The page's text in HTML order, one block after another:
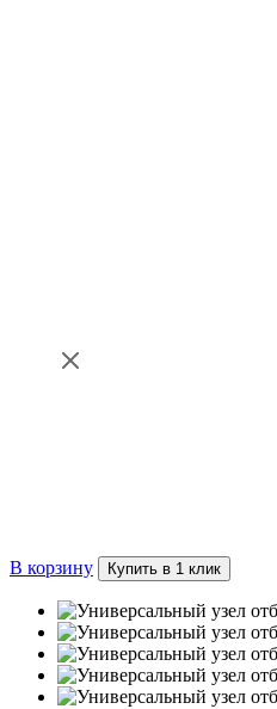
В корзину Купить в 1 клик